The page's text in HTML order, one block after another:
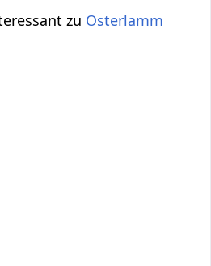
zu Osterlamm